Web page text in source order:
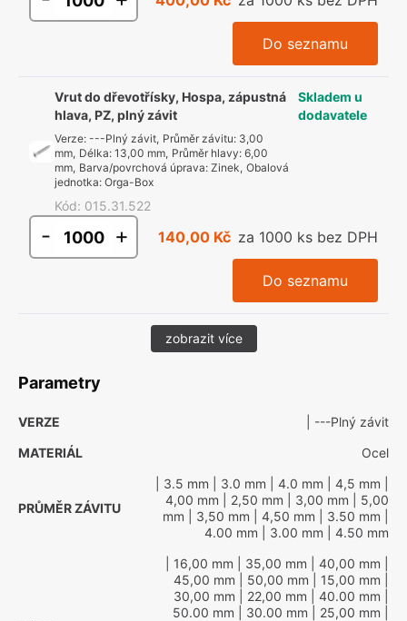
Do seznamu
Vrut do dřevotřísky, Hospa, zápustná
hlava, PZ, plný závit
Verze: ---Plný závit, Průměr závitu: 3,00
mm, Délka: 13,00 mm, Průměr hlavy: 6,00
mm, Barva/povrchová úprava: Zinek, Obalová
jednotka: Orga-Box
Kód: 015.31.522
Skladem u
dodavatele
- + 140,00 Kč za 1000 ks bez DPH
Do seznamu
zobrazit více
Parametry
VERZE
| ---Plný závit
MATERIÁL
Ocel
PRŮMĚR ZÁVITU
| 3.5 mm | 3.0 mm | 4.0 mm | 4,5 mm
4,00 mm | 2,50 mm | 3,00 mm | 5,00
mm | 3,50 mm | 4,50 mm | 3.50 mm
4.00 mm | 3.00 mm | 4.50 mm
| 16,00 mm | 35,00 mm | 40,00 mm
45,00 mm | 50,00 mm | 15,00 mm
30,00 mm | 22,00 mm | 40.00 mm
50.00 mm | 30.00 mm | 25,00 mm